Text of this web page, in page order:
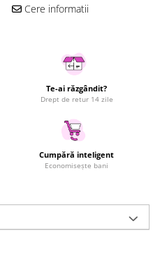
Cere informatii
Te-ai răzgândit?
Drept de retur 14 zile
Cumpără inteligent
Economisește bani